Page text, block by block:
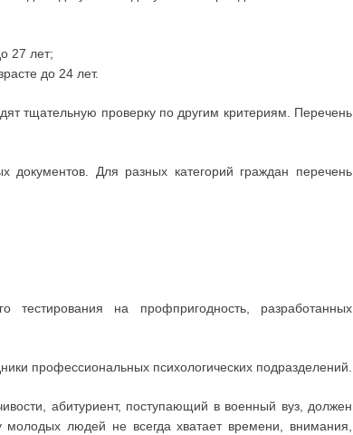
27 лет;
до 24 лет.
тщательную проверку по другим критериям. Перечень
Для разных категорий граждан перечень
тестирования на профпригодность, разработанных
профессиональных психологических подразделений.
абитуриент, поступающий в военный вуз, должен
людей не всегда хватает времени, внимания,